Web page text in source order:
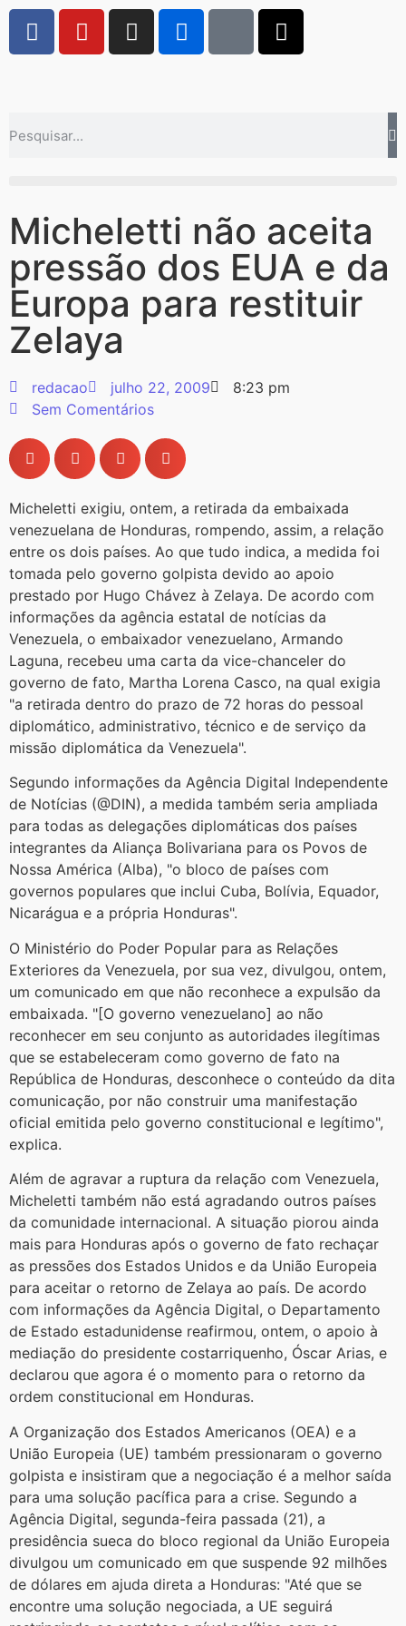
Micheletti não aceita
pressão dos EUA e da
Europa para restituir
Zelaya
redacao julho 22, 2009
8:23 pm
Sem Comentários
Micheletti exigiu, ontem, a retirada da embaixada
venezuelana de Honduras, rompendo, assim, a relação
entre os dois países. Ao que tudo indica, a medida foi
tomada pelo governo golpista devido ao apoio
prestado por Hugo Chávez à Zelaya. De acordo com
informações da agência estatal de notícias da
Venezuela, o embaixador venezuelano, Armando
Laguna, recebeu uma carta da vice-chanceler do
governo de fato, Martha Lorena Casco, na qual exigia
"a retirada dentro do prazo de 72 horas do pessoal
diplomático, administrativo, técnico e de serviço da
missão diplomática da Venezuela".
Segundo informações da Agência Digital Independente
de Notícias (@DIN), a medida também seria ampliada
para todas as delegações diplomáticas dos países
integrantes da Aliança Bolivariana para os Povos de
Nossa América (Alba), "o bloco de países com
governos populares que inclui Cuba, Bolívia, Equador,
Nicarágua e a própria Honduras".
O Ministério do Poder Popular para as Relações
Exteriores da Venezuela, por sua vez, divulgou, ontem,
um comunicado em que não reconhece a expulsão da
embaixada. "[O governo venezuelano] ao não
reconhecer em seu conjunto as autoridades ilegítimas
que se estabeleceram como governo de fato na
República de Honduras, desconhece o conteúdo da dita
comunicação, por não construir uma manifestação
oficial emitida pelo governo constitucional e legítimo",
explica.
Além de agravar a ruptura da relação com Venezuela,
Micheletti também não está agradando outros países
da comunidade internacional. A situação piorou ainda
mais para Honduras após o governo de fato rechaçar
as pressões dos Estados Unidos e da União Europeia
para aceitar o retorno de Zelaya ao país. De acordo
com informações da Agência Digital, o Departamento
de Estado estadunidense reafirmou, ontem, o apoio à
mediação do presidente costarriquenho, Óscar Arias, e
declarou que agora é o momento para o retorno da
ordem constitucional em Honduras.
A Organização dos Estados Americanos (OEA) e a
União Europeia (UE) também pressionaram o governo
golpista e insistiram que a negociação é a melhor saída
para uma solução pacífica para a crise. Segundo a
Agência Digital, segunda-feira passada (21), a
presidência sueca do bloco regional da União Europeia
divulgou um comunicado em que suspende 92 milhões
de dólares em ajuda direta a Honduras: "Até que se
encontre uma solução negociada, a UE seguirá